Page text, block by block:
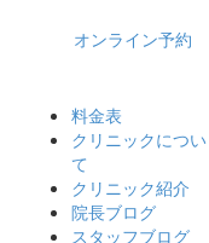
オンライン予約
料金表
クリニックについ
て
クリニック紹介
院長ブログ
スタッフブログ